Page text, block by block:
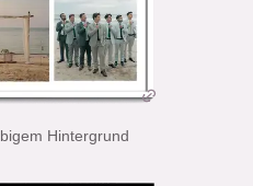
Hintergrund